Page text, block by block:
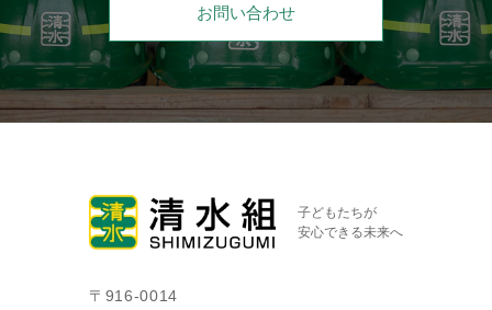
お問い合わせ
子どもたちが
安心できる未来へ
〒916-0014